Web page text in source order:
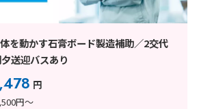
体を動かす石膏ボード製造補助／2交代
送迎バスあり
円
円～